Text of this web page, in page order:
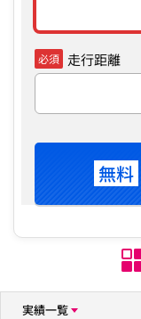
必須 走行距離
無料
実績一覧